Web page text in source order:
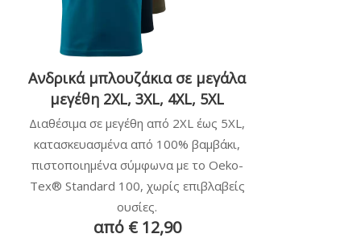
Ανδρικά μπλουζάκια σε μεγάλα
μεγέθη 2XL, 3XL, 4XL, 5XL
Διαθέσιμα σε μεγέθη από 2XL έως 5XL,
κατασκευασμένα από 100% βαμβάκι,
πιστοποιημένα σύμφωνα με το Oeko-
Tex® Standard 100, χωρίς επιβλαβείς
ουσίες.
από € 12,90